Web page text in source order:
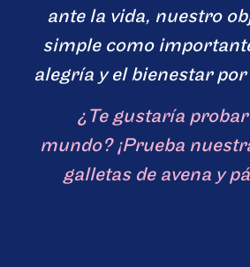
ante la vida, nuestro
simple como
alegría y el bienestar
¿Te gustaría
mundo? ¡Prueba
galletas de avena y